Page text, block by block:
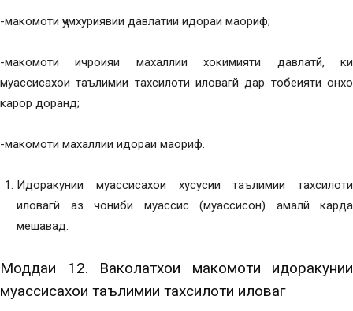
-макомоти ҷумхуриявии давлатии идораи маориф;
-макомоти ичроияи махаллии хокимияти давлатй, ки
муассисахои таълимии тахсилоти иловагй дар тобеияти онхо
карор доранд;
-макомоти махаллии идораи маориф.
Идоракунии муассисахои хусусии таълимии тахсилоти
иловагй аз чониби муассис (муассисон) амалй карда
мешавад.
Моддаи 12. Ваколатхои макомоти идоракунии
муассисахои таълимии тахсилоти иловагӣ